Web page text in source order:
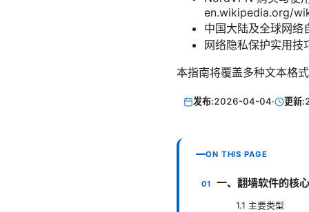
en.wikipedia.org/
中国大陆及全球网
网络隐私保护实用技
本指南将覆盖多种文本格
发布:2026-04-04· 更新:
ON THIS PAGE
一、翻墙软件的核
1.1 主要类型